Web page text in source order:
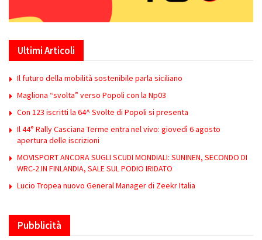
Ultimi Articoli
Il futuro della mobilità sostenibile parla siciliano
Magliona “svolta” verso Popoli con la Np03
Con 123 iscritti la 64^ Svolte di Popoli si presenta
Il 44° Rally Casciana Terme entra nel vivo: giovedì 6 agosto
apertura delle iscrizioni
MOVISPORT ANCORA SUGLI SCUDI MONDIALI: SUNINEN, SECONDO DI
WRC-2 IN FINLANDIA, SALE SUL PODIO IRIDATO
Lucio Tropea nuovo General Manager di Zeekr Italia
Pubblicità